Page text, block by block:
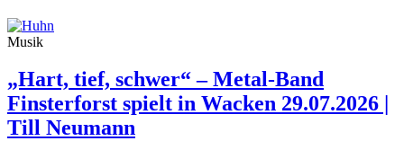
Musik
„Hart, tief, schwer“ – Metal-Band
Finsterforst spielt in Wacken 29.07.2026 |
Till Neumann